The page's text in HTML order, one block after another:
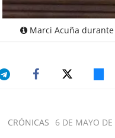
Marci Acuña
CRÓNICAS 6 DE MAYO